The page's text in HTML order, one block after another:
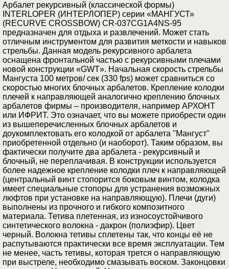
Арбалет рекурсивный (классической формы)
INTERLOPER (ИНТЕРЛОПЕР) серии «МАНГУСТ»
(RECURVE CROSSBOW) CR-037CG1A4NS-95
предназначен для отдыха и развлечений. Может стать
отличным инструментом для развития меткости и навыков
стрельбы. Данная модель рекурсивного арбалета
оснащена фронтальной частью с рекурсивными плечами
новой конструкции «GWT». Начальная скорость стрельбы
Мангуста 100 метров/ сек (330 fps) может сравниться со
скоростью многих блочных арбалетов. Крепление колодки
плечей к направляющей аналогично креплению блочных
арбалетов фирмы – производителя, например АРХОНТ
или ИФРИТ. Это означает, что вы можете приобрести один
из вышеперечисленных блочных арбалетов и
доукомплектовать его колодкой от арбалета "Мангуст"
приобретенной отдельно (и наоборот). Таким образом, вы
фактически получите два арбалета - рекурсивный и
блочный, не переплачивая. В конструкции используется
более надежное крепление колодки плеч к направляющей
(центральный винт стопорится боковым винтом, колодка
имеет специальные стопоры для устранения возможных
люфтов при установке на направляющую). Плечи (дуги)
выполнены из прочного и гибкого композитного
материала. Тетива плетенная, из износоустойчивого
синтетического волокна - дакрон (полиэфир). Цвет
черный. Волокна тетивы сплетены так, что концы её не
распутываются практически все время эксплуатации. Тем
не менее, часть тетивы, которая трется о направляющую
при выстреле, необходимо смазывать воском. Законцовки